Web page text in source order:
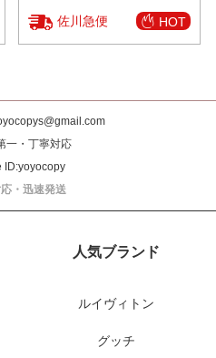
佐川急便 HOT
一・丁寧対応
ID:yoyocopy
・迅速発送
人気ブランド
ルイヴィトン
グッチ